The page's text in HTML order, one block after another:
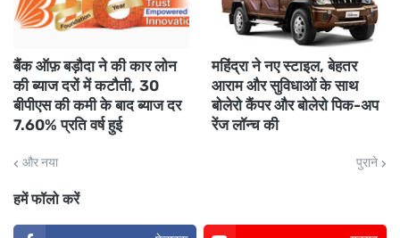
बैंक ऑफ़ बड़ौदा ने की कार लोन
की ब्याज दरों में कटौती, 30
बीपीएस की कमी के बाद ब्याज दर
7.60% प्रति वर्ष हुई
महिंद्रा ने नए स्टाइल, बेहतर
आराम और सुविधाओं के साथ
बोलेरो कैंपर और बोलेरो पिक-अप
रेंज लॉन्च की
और नया पुराने
हमें फॉलो करें